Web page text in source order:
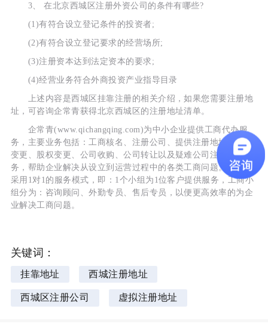
3、 在北京西城区注册外资公司的条件有哪些?
(1)有符合设立登记条件的投资者;
(2)有符合设立登记要求的经营场所;
(3)注册资本达到法定资本的要求;
(4)经营业务符合外商投资产业指导目录
上述内容是西城区挂靠注册的相关介绍，如果您需要注册地
址，可咨询企常青获得北京西城区的注册地址清单。
企常青(www.qichangqing.com)为中小企业提供工商代办服
务，主要业务包括：工商核名、注册公司、提供注册地址、工商
变更、股权变更、公司收购、公司转让以及疑难公司注册等服
务，帮助企业解决从设立到运营过程中的各类工商问题。企常青
采用1对1的服务模式，即：1个小组为1位客户提供服务，工商小
组分为：咨询顾问、外勤专员、售后专员，以便更高效率的为企
业解决工商问题。
关键词：
挂靠地址 西城注册地址
西城区注册公司 虚拟注册地址